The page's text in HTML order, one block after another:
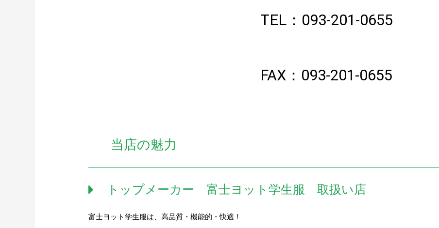
TEL：093-201-0655
FAX：093-201-0655
当店の魅力
トップメーカー 富士ヨット学生服 取扱い店
富士ヨット学生服は、高品質・機能的・快適！